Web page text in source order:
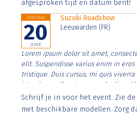
afgesproken tijd en datum bent!
Saturday
20
JUNE
Suzuki Roadshow
Leeuwarden (FR)
Lorem ipsum dolor sit amet,
elit. Suspendisse varius enim in
tristique. Duis cursus, mi quis
interdum nulla, ut commodo diam
Aenean faucibus nibh et justo
imperdiet. Nunc ut sem vitae risus
Schrijf je in voor het event. Zie
met beschikbare modellen. Zorg